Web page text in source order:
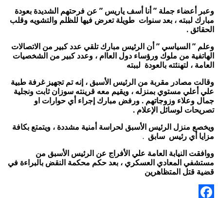
وعبر أعضاء جملة ” أنا أسف ياريس ” عن فرحتهم الشديدة بعودة
مبارك لببته ، بعد سنوات طويلة تعرض فيها للظلم والتشويه وقلب
الحقائق .
وعلم ” السياسي ” أن الرئيس مبارك تلقي عدد كبير من الاتصالات
الهاتفية من ملوك ورؤساء دول العاام ، وعدد كبير من الشخصيات
العامة ، لتهنئته بالعودة لببته
وقالت مصادر مقربة من الرئيس الأسبق ، إنه تم تجهيز غرفة طبية
علي أعلي مستوي بمنزله ، ويقيم معه قرينته سوزان ثابت ونجلية
جمال وعلاء وزوجاتهم . ورفض مبارك إجراء أي حوارات او
تصريحات لوسائل الإعلام .
ويخصع منزل الرئيس الأسبق لحراسة أمنية مشددة ، ويتمتع بكافة
مزايا أي رئيس سابق .
ووافقت النيابة العامة علي الأفراج عن الرئيس الأسبق من
مستشفي المعادي العسكري ، بعد حكم محكمة النقض بالبراءة في
قضية قتل المتظاهرين